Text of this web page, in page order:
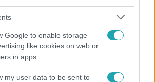
Google to enable storage
like cookies on web or
in apps.
my user data to be sent to
észrevétlenül nyírja ki a bokádat